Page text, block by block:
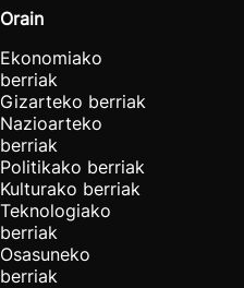
Orain
Ekonomiako
berriak
Gizarteko berriak
Nazioarteko
berriak
Politikako berriak
Kulturako berriak
Teknologiako
berriak
Osasuneko
berriak